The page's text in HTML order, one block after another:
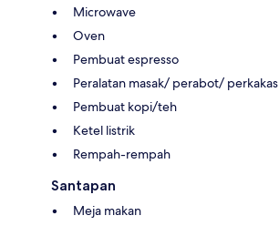
Microwave
Oven
Pembuat espresso
Peralatan masak/ perabot/ perkakas
Pembuat kopi/teh
Ketel listrik
Rempah-rempah
Santapan
Meja makan